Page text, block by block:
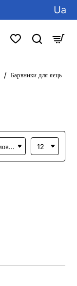
Ua
Барвники для яєць